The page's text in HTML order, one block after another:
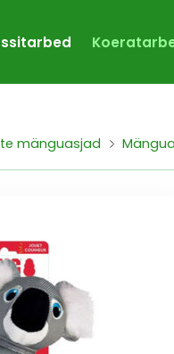
mänguasjad